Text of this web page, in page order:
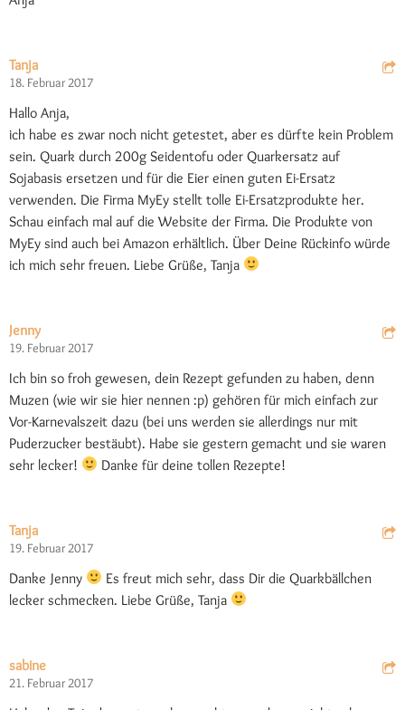
Tanja
18. Februar 2017
Hallo Anja,
ich habe es zwar noch nicht getestet, aber es dürfte kein Problem
sein. Quark durch 200g Seidentofu oder Quarkersatz auf
Sojabasis ersetzen und für die Eier einen guten Ei-Ersatz
verwenden. Die Firma MyEy stellt tolle Ei-Ersatzprodukte her.
Schau einfach mal auf die Website der Firma. Die Produkte von
MyEy sind auch bei Amazon erhältlich. Über Deine Rückinfo würde
ich mich sehr freuen. Liebe Grüße, Tanja
Jenny
19. Februar 2017
Ich bin so froh gewesen, dein Rezept gefunden zu haben, denn
Muzen (wie wir sie hier nennen :p) gehören für mich einfach zur
Vor-Karnevalszeit dazu (bei uns werden sie allerdings nur mit
Puderzucker bestäubt). Habe sie gestern gemacht und sie waren
sehr lecker!
Danke für deine tollen Rezepte!
Tanja
19. Februar 2017
Danke Jenny
Es freut mich sehr, dass Dir die Quarkbällchen
lecker schmecken. Liebe Grüße, Tanja
sabine
21. Februar 2017